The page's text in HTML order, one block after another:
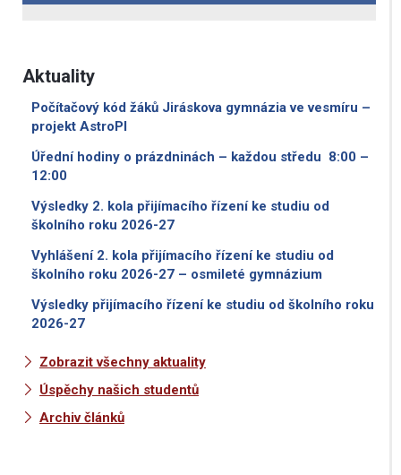
Aktuality
Počítačový kód žáků Jiráskova gymnázia ve vesmíru –
projekt AstroPI
Úřední hodiny o prázdninách – každou středu 8:00 –
12:00
Výsledky 2. kola přijímacího řízení ke studiu od
školního roku 2026-27
Vyhlášení 2. kola přijímacího řízení ke studiu od
školního roku 2026-27 – osmileté gymnázium
Výsledky přijímacího řízení ke studiu od školního roku
2026-27
Zobrazit všechny aktuality
Úspěchy našich studentů
Archiv článků